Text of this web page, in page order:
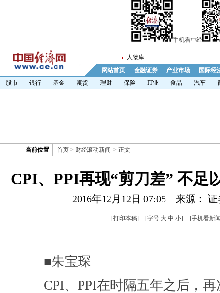
手机看中经
人物库
网站首页
金融证券 产业市场
国际经
股市
银行 基金 期货 理财 保险 IT业 食品 汽车
当前位置 首页 > 财经滚动新闻 > 正文
CPI、PPI再现“剪刀差” 不足
2016年12月12日 07:05 来源：
[打印本稿] [字号 大 中 小] [手机看新
■朱宝琛
CPI、PPI在时隔五年之后，再